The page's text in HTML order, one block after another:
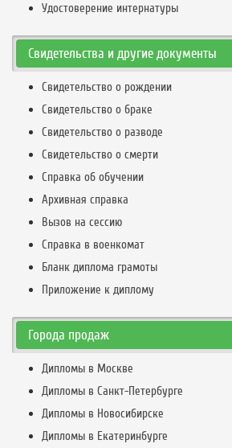
Удостоверение интернатуры
Свидетельства и другие документы
Свидетельство о рождении
Свидетельство о браке
Свидетельство о разводе
Свидетельство о смерти
Справка об обучении
Архивная справка
Вызов на сессию
Справка в военкомат
Бланк диплома грамоты
Приложение к диплому
Города продаж
Дипломы в Москве
Дипломы в Санкт-Петербурге
Дипломы в Новосибирске
Дипломы в Екатеринбурге